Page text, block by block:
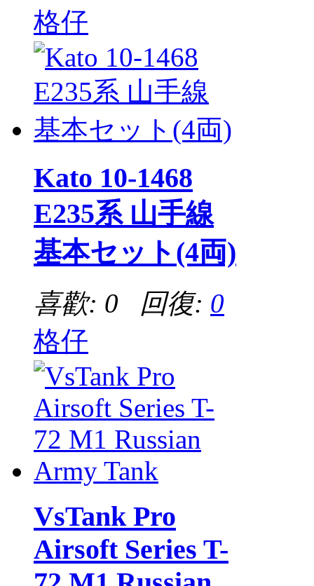
格仔
Kato 10-1468
E235系 山手線
基本セット(4両)
喜歡: 0 回復: 0
格仔
VsTank Pro
Airsoft Series T-